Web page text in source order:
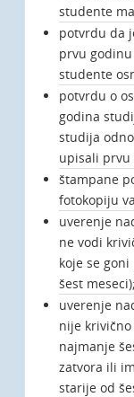
studente
potvrdu da
prvu
studente
potvrdu o
godina
studija
upisali prvu
štampane
fotokopiju
uverenje
ne vodi
koje se
šest meseci);
uverenje
nije
najmanje
zatvora ili
starije od